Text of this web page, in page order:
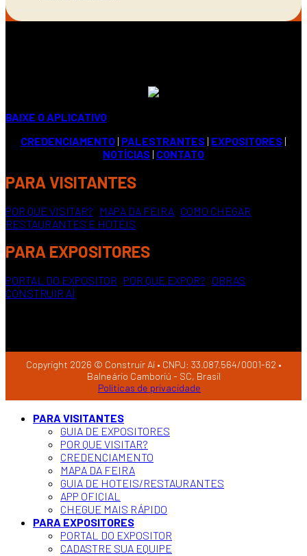
BAIXE O APLICATIVO
CREDENCIAMENTO | PALESTRANTES | EXPOSITORES |
NOTÍCIAS | CONTATO
PARA VISITANTES
POR QUE VISITAR? MAPA DA FEIRA COMO CHEGAR
RESTAURANTES E HOTÉIS
PARA EXPOSITORES
PORTAL DO EXPOSITOR POR QUE EXPOR? OBRAS
CONSTRUIR AÍ
Copyright 2026 © Construir Aí • CNPJ: 33.087.564/0001-62 •
Balneário Camboriú - SC, Brasil
Políticas de privacidade
PARA VISITANTES
GUIA DE EXPOSITORES
POR QUE VISITAR?
CREDENCIAMENTO
MAPA DA FEIRA
GUIA DE HOTEIS/RESTAURANTES
APP OFICIAL
CHEGUE MAIS RÁPIDO
PARA EXPOSITORES
PORTAL DO EXPOSITOR
CADASTRE SUA EQUIPE